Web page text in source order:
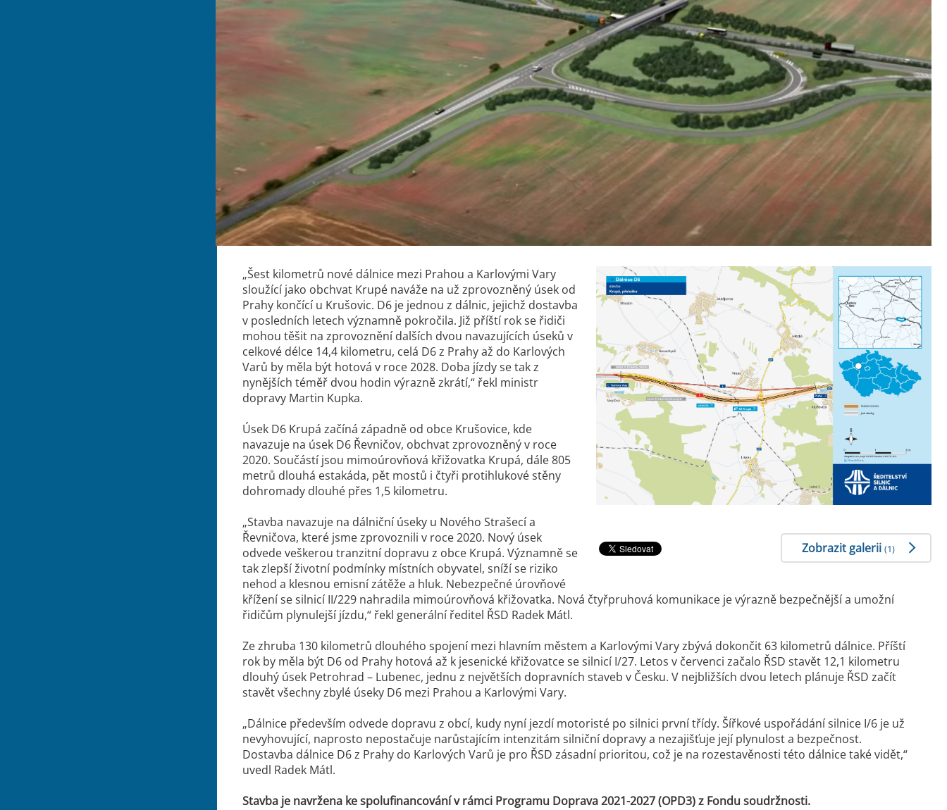
Zobrazit galerii (1)
„Šest kilometrů nové dálnice mezi Prahou a Karlovými Vary
sloužící jako obchvat Krupé naváže na už zprovozněný úsek od
Prahy končící u Krušovic. D6 je jednou z dálnic, jejichž dostavba
v posledních letech významně pokročila. Již příští rok se řidiči
mohou těšit na zprovoznění dalších dvou navazujících úseků v
celkové délce 14,4 kilometru, celá D6 z Prahy až do Karlových
Varů by měla být hotová v roce 2028. Doba jízdy se tak z
nynějších téměř dvou hodin výrazně zkrátí,“ řekl ministr
dopravy Martin Kupka.
Úsek D6 Krupá začíná západně od obce Krušovice, kde
navazuje na úsek D6 Řevničov, obchvat zprovozněný v roce
2020. Součástí jsou mimoúrovňová křižovatka Krupá, dále 805
metrů dlouhá estakáda, pět mostů i čtyři protihlukové stěny
dohromady dlouhé přes 1,5 kilometru.
„Stavba navazuje na dálniční úseky u Nového Strašecí a
Řevničova, které jsme zprovoznili v roce 2020. Nový úsek
odvede veškerou tranzitní dopravu z obce Krupá. Významně se
tak zlepší životní podmínky místních obyvatel, sníží se riziko
nehod a klesnou emisní zátěže a hluk. Nebezpečné úrovňové
křížení se silnicí II/229 nahradila mimoúrovňová křižovatka. Nová čtyřpruhová komunikace je výrazně bezpečnější a umožní
řidičům plynulejší jízdu,“ řekl generální ředitel ŘSD Radek Mátl.
Ze zhruba 130 kilometrů dlouhého spojení mezi hlavním městem a Karlovými Vary zbývá dokončit 63 kilometrů dálnice. Příští
rok by měla být D6 od Prahy hotová až k jesenické křižovatce se silnicí I/27. Letos v červenci začalo ŘSD stavět 12,1 kilometru
dlouhý úsek Petrohrad – Lubenec, jednu z největších dopravních staveb v Česku. V nejbližších dvou letech plánuje ŘSD začít
stavět všechny zbylé úseky D6 mezi Prahou a Karlovými Vary.
„Dálnice především odvede dopravu z obcí, kudy nyní jezdí motoristé po silnici první třídy. Šířkové uspořádání silnice I/6 je už
nevyhovující, naprosto nepostačuje narůstajícím intenzitám silniční dopravy a nezajišťuje její plynulost a bezpečnost.
Dostavba dálnice D6 z Prahy do Karlových Varů je pro ŘSD zásadní prioritou, což je na rozestavěnosti této dálnice také vidět,“
uvedl Radek Mátl.
Stavba je navržena ke spolufinancování v rámci Programu Doprava 2021-2027 (OPD3) z Fondu soudržnosti.